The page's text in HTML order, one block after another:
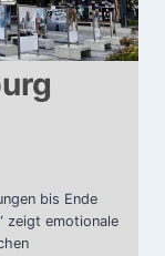
bis Ende
zeigt emotionale